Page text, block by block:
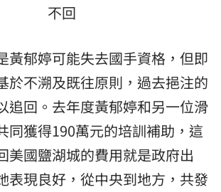
不回
黃郁婷可能失去國手資格，但即
於不溯及既往原則，過去挹注的
追回。去年度黃郁婷和另一位滑
同獲得190萬元的培訓補助，這
美國鹽湖城的費用就是政府出
表現良好，從中央到地方，共發